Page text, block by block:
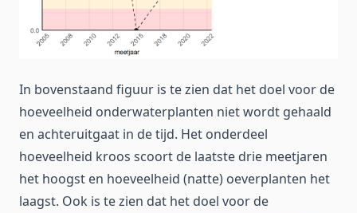
In bovenstaand figuur is te zien dat het doel voor de
hoeveelheid onderwaterplanten niet wordt gehaald
en achteruitgaat in de tijd. Het onderdeel
hoeveelheid kroos scoort de laatste drie meetjaren
het hoogst en hoeveelheid (natte) oeverplanten het
laagst. Ook is te zien dat het doel voor de